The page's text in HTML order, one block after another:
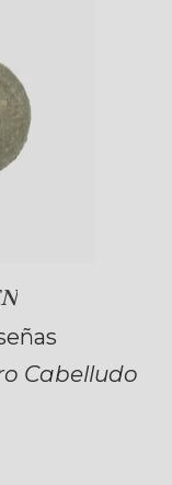
Cabelludo